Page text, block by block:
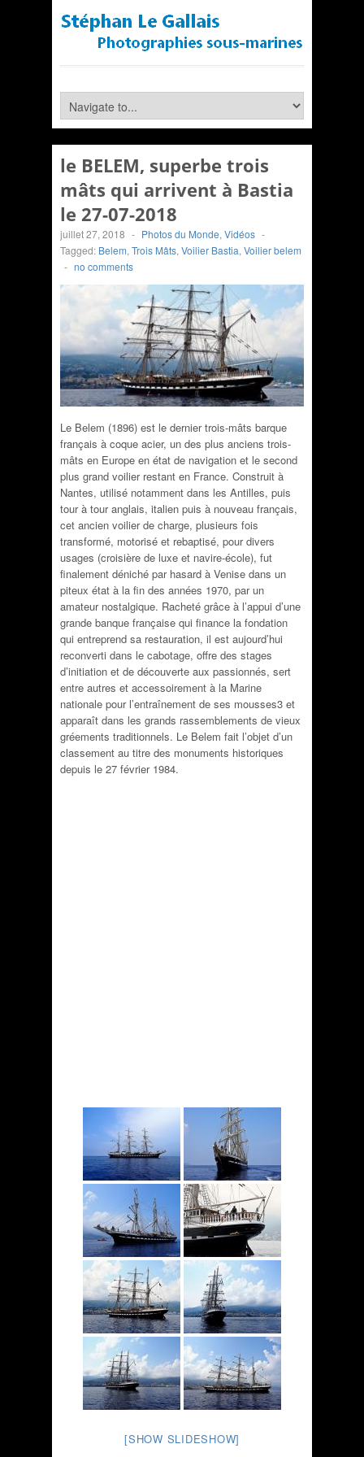
le BELEM, superbe trois
mâts qui arrivent à Bastia
le 27-07-2018
juillet 27, 2018 - Photos du Monde, Vidéos -
Tagged: Belem, Trois Mâts, Voilier Bastia, Voilier belem
- no comments
Le Belem (1896) est le dernier trois-mâts barque
français à coque acier, un des plus anciens trois-
mâts en Europe en état de navigation et le second
plus grand voilier restant en France. Construit à
Nantes, utilisé notamment dans les Antilles, puis
tour à tour anglais, italien puis à nouveau français,
cet ancien voilier de charge, plusieurs fois
transformé, motorisé et rebaptisé, pour divers
usages (croisière de luxe et navire-école), fut
finalement déniché par hasard à Venise dans un
piteux état à la fin des années 1970, par un
amateur nostalgique. Racheté grâce à l’appui d’une
grande banque française qui finance la fondation
qui entreprend sa restauration, il est aujourd’hui
reconverti dans le cabotage, offre des stages
d’initiation et de découverte aux passionnés, sert
entre autres et accessoirement à la Marine
nationale pour l’entraînement de ses mousses3 et
apparaît dans les grands rassemblements de vieux
gréements traditionnels. Le Belem fait l’objet d’un
classement au titre des monuments historiques
depuis le 27 février 1984.
[SHOW SLIDESHOW]